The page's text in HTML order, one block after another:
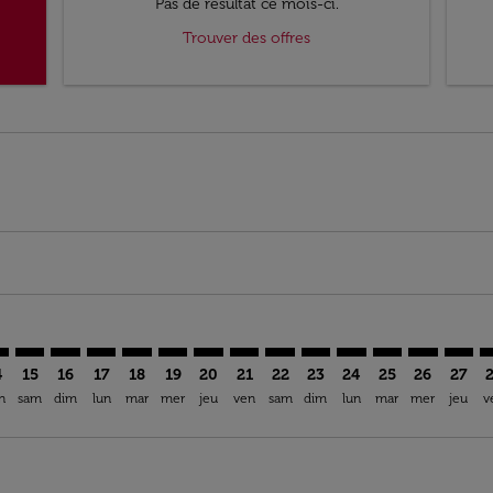
Pas de résultat ce mois-ci.
Trouver des offres
15
sam
16
dim
17
lun
18
mar
BJL–OUA: cmp-view-offers-disclaimer.
19
mer
BJL–OUA: cmp-view-offers-
20
jeu
BJL–OUA: cmp-view-offers-
21
ven
BJL–OUA: cmp-view-
22
sam
BJL–OUA: cmp-view-
23
dim
BJL–OUA: cmp-
24
lun
BJL–OUA:
25
mar
26
mer
27
jeu